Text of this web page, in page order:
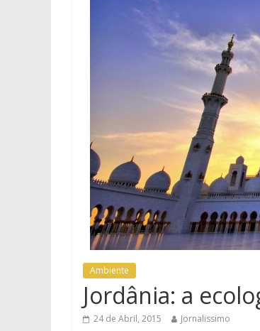
Ambiente
Jordânia: a
24 de Abril, 2015 Jornalissimo